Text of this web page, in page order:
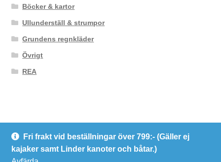
Fri frakt vid beställningar över 799:- (Gäller ej
kajaker samt Linder kanoter och båtar.)
Böcker & kartor
Ullunderställ & strumpor
Grundens regnkläder
Övrigt
REA
© Kanotcentrum Göteborg AB
Integritetspolicy